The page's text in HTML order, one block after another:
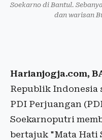
Soekarno di Bantul.
dan warisan
Harianjogja.com,
Republik Indonesia
PDI Perjuangan
Soekarnoputri
bertajuk "Mata Hati